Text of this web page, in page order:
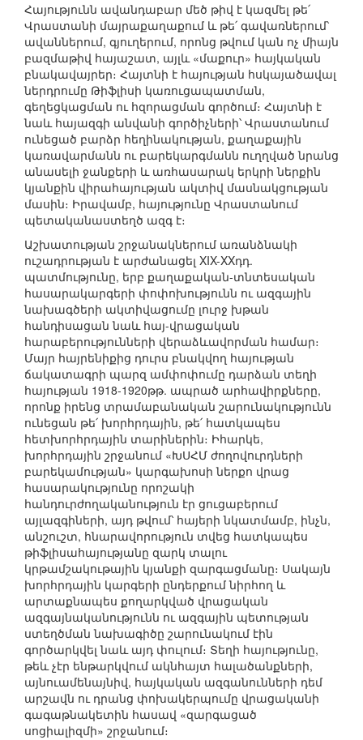
Հայությունն ավանդաբար մեծ թիվ է կազմել թե՛
Վրաստանի մայրաքաղաքում և թե՛ գավառներում՝
ավաններում, գյուղերում, որոնց թվում կան ոչ միայն
բազմաթիվ հայաշատ, այլև «մաքուր» հայկական
բնակավայրեր։ Հայտնի է հայության հսկայածավալ
ներդրումը Թիֆլիսի կառուցապատման,
գեղեցկացման ու հզորացման գործում։ Հայտնի է
նաև հայազգի անվանի գործիչների՝ Վրաստանում
ունեցած բարձր հեղինակության, քաղաքային
կառավարմանն ու բարեկարգմանն ուղղված նրանց
անասելի ջանքերի և առհասարակ երկրի ներքին
կյանքին վիրահայության ակտիվ մասնակցության
մասին։ Իրավամբ, հայությունը Վրաստանում
պետականաստեղծ ազգ է։
Աշխատության շրջանակներում առանձնակի
ուշադրության է արժանացել XIX-XXդդ.
պատմությունը, երբ քաղաքական-տնտեսական
հասարակարգերի փոփոխությունն ու ազգային
նախագծերի ակտիվացումը լուրջ խթան
հանդիսացան նաև հայ-վրացական
հարաբերությունների վերաձևավորման համար։
Մայր հայրենիքից դուրս բնակվող հայության
ճակատագրի պարզ ամփոփումը դարձան տեղի
հայության 1918-1920թթ. ապրած արհավիրքները,
որոնք իրենց տրամաբանական շարունակությունն
ունեցան թե՛ խորհրդային, թե՛ հատկապես
հետխորհրդային տարիներին։ Իհարկե,
խորհրդային շրջանում «ԽՍՀՄ ժողովուրդների
բարեկամության» կարգախոսի ներքո վրաց
հասարակությունը որոշակի
հանդուրժողականություն էր ցուցաբերում
այլազգիների, այդ թվում՝ հայերի նկատմամբ, ինչն,
անշուշտ, հնարավորություն տվեց հատկապես
թիֆլիսահայությանը զարկ տալու
կրթամշակութային կյանքի զարգացմանը։ Սակայն
խորհրդային կարգերի ընդերքում նիրհող և
արտաքնապես քողարկված վրացական
ազգայնականությունն ու ազգային պետության
ստեղծման նախագիծը շարունակում էին
գործարկվել նաև այդ փուլում։ Տեղի հայությունը,
թեև չէր ենթարկվում ակնհայտ հալածանքների,
այնուամենայնիվ, հայկական ազգանունների դեմ
արշավն ու դրանց փոխակերպումը վրացականի
գագաթնակետին հասավ «զարգացած
սոցիալիզմի» շրջանում։